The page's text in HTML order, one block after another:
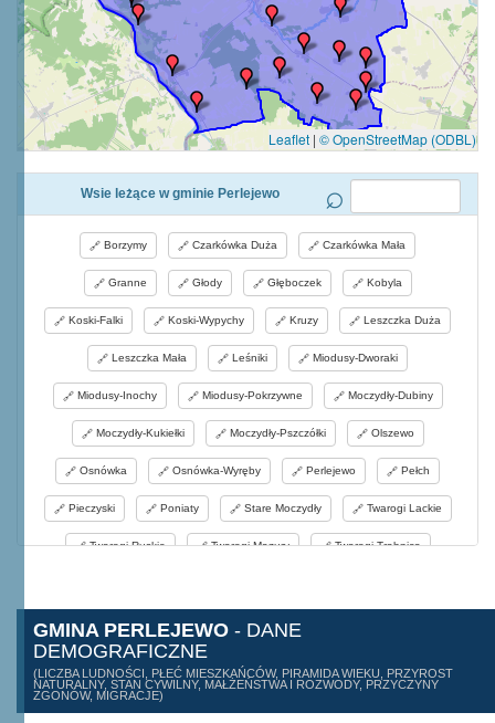
Leaflet | © OpenStreetMap (ODBL)
Wsie leżące w gminie Perlejewo
Borzymy Czarkówka Duża Czarkówka Mała
Granne Głody Głęboczek Kobyla
Koski-Falki Koski-Wypychy Kruzy Leszczka Duża
Leszczka Mała Leśniki Miodusy-Dworaki
Miodusy-Inochy Miodusy-Pokrzywne Moczydły-Dubiny
Moczydły-Kukiełki Moczydły-Pszczółki Olszewo
Osnówka Osnówka-Wyręby Perlejewo Pełch
Pieczyski Poniaty Stare Moczydły Twarogi Lackie
Twarogi Ruskie Twarogi-Mazury Twarogi-Trąbnica
GMINA PERLEJEWO - DANE
DEMOGRAFICZNE
(LICZBA LUDNOŚCI, PŁEĆ MIESZKAŃCÓW, PIRAMIDA WIEKU, PRZYROST
NATURALNY, STAN CYWILNY, MAŁŻEŃSTWA I ROZWODY, PRZYCZYNY
ZGONÓW, MIGRACJE)